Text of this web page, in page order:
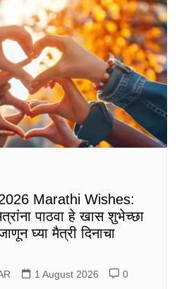
Marathi Wishes:
पाठवा हे खास शुभेच्छा
घ्या मैत्री दिनाचा
1 August 2026 0